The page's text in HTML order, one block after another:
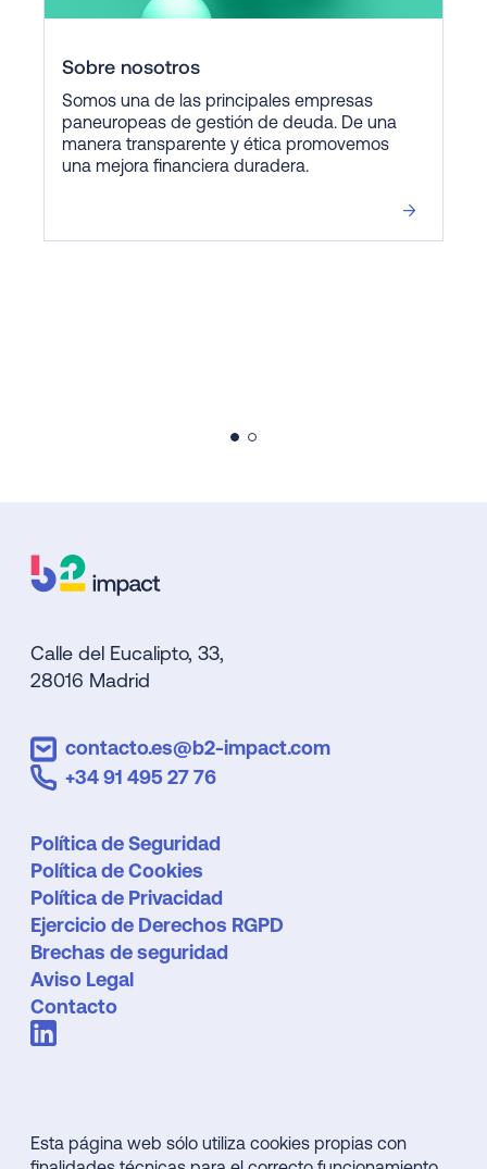
Sobre nosotros
Somos una de las principales empresas
paneuropeas de gestión de deuda. De una
manera transparente y ética promovemos
una mejora financiera duradera.
Calle del Eucalipto, 33,
28016 Madrid
contacto.es@b2-impact.com
+34 91 495 27 76
Política de Seguridad
Política de Cookies
Política de Privacidad
Ejercicio de Derechos RGPD
Brechas de seguridad
Aviso Legal
Contacto
Esta página web sólo utiliza cookies propias con